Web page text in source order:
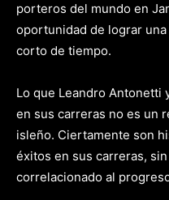
porteros del mundo en
oportunidad de lograr
corto de tiempo.
Lo que Leandro Antonetti
en sus carreras no es un
isleño. Ciertamente son
éxitos en sus carreras,
correlacionado al